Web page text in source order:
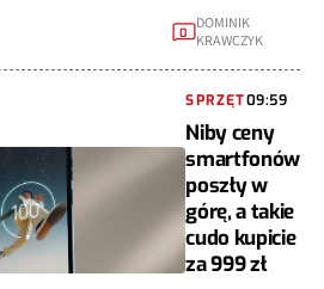
0
DOMINIK
KRAWCZYK
SPRZĘT09:59
Niby ceny
smartfonów
poszły w
górę, a takie
cudo kupicie
za 999 zł